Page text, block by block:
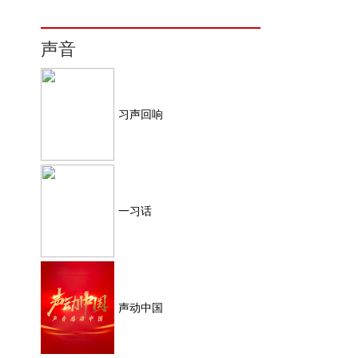
声音
习声回响
一习话
声动中国